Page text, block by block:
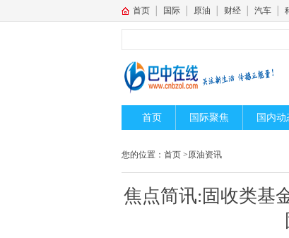
首页 国际 原油 财经 汽车
首页 国际聚焦 国内动
您的位置： 首页 >原油资讯
焦点简讯:固收类基